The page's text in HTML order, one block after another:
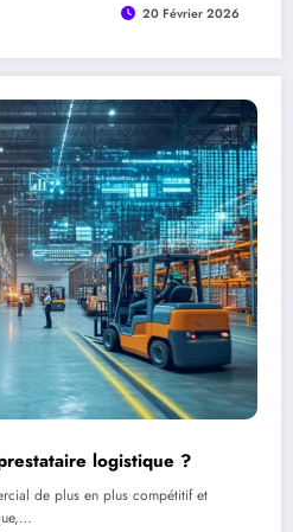
20 Février 2026
logistique ?
de plus en plus compétitif et